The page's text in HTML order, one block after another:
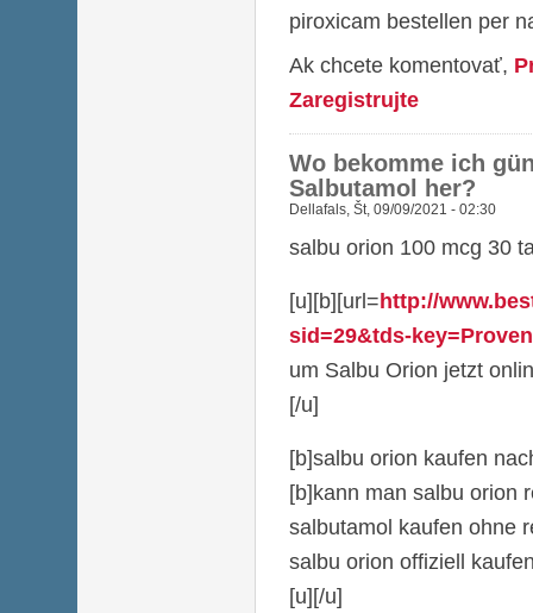
piroxicam bestellen per
Ak chcete komentovať,
Zaregistrujte
Wo bekomme ich
Salbutamol her?
Dellafals, Št, 09/09/2021 - 02:30
salbu orion 100 mcg 30
[u][b][url=http://
sid=29&tds-
um Salbu Orion jetzt
[/u]
[b]salbu orion kaufen
[b]kann man salbu orion
salbutamol kaufen ohne
salbu orion offiziell
[u][/u]